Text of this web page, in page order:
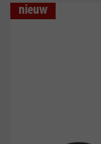
nieuw